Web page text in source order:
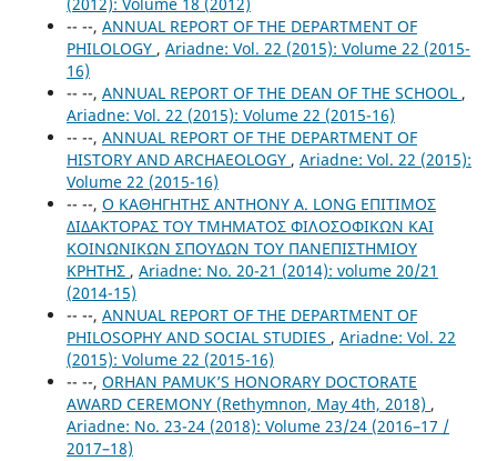
(2012): Volume 18 (2012)
-- --, ANNUAL REPORT OF THE DEPARTMENT OF
PHILOLOGY , Ariadne: Vol. 22 (2015): Volume 22 (2015-
16)
-- --, ANNUAL REPORT OF THE DEAN OF THE SCHOOL ,
Ariadne: Vol. 22 (2015): Volume 22 (2015-16)
-- --, ANNUAL REPORT OF THE DEPARTMENT OF
HISTORY AND ARCHAEOLOGY , Ariadne: Vol. 22 (2015):
Volume 22 (2015-16)
-- --, Ο ΚΑΘΗΓΗΤΗΣ ANTHONY A. LONG ΕΠΙΤΙΜΟΣ
ΔΙΔΑΚΤΟΡΑΣ ΤΟΥ ΤΜΗΜΑΤΟΣ ΦΙΛΟΣΟΦΙΚΩΝ ΚΑΙ
ΚΟΙΝΩΝΙΚΩΝ ΣΠΟΥΔΩΝ ΤΟΥ ΠΑΝΕΠΙΣΤΗΜΙΟΥ
ΚΡΗΤΗΣ , Ariadne: No. 20-21 (2014): volume 20/21
(2014-15)
-- --, ANNUAL REPORT OF THE DEPARTMENT OF
PHILOSOPHY AND SOCIAL STUDIES , Ariadne: Vol. 22
(2015): Volume 22 (2015-16)
-- --, ORHAN PAMUK’S HONORARY DOCTORATE
AWARD CEREMONY (Rethymnon, May 4th, 2018) ,
Ariadne: No. 23-24 (2018): Volume 23/24 (2016–17 /
2017–18)